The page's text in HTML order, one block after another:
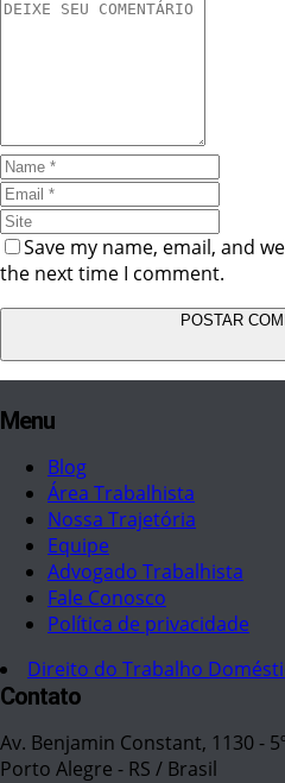
Save my name, email, and
the next time I comment.
Menu
Blog
Área Trabalhista
Nossa Trajetória
Equipe
Advogado Trabalhista
Fale Conosco
Política de privacidade
Direito do Trabalho
Contato
Av. Benjamin Constant, 1130 -
Porto Alegre - RS / Brasil